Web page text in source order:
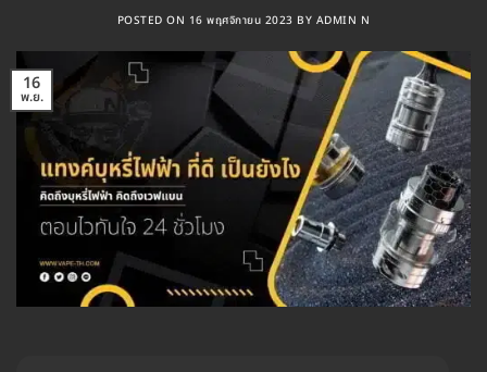
POSTED ON 16 พฤศจิกายน 2023 BY ADMIN N
16
พ.ย.